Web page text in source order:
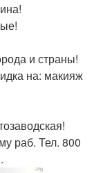
и страны!
на: макияж
раб. Тел. 800